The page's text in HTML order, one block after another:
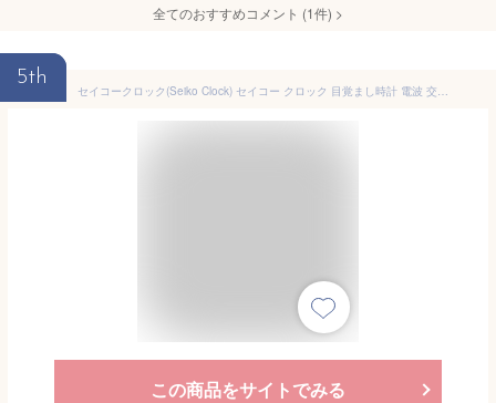
全てのおすすめコメント (1件) >
5th
セイコークロック(Seiko Clock) セイコー クロック 目覚まし時計 電波 交流式 デジタル マンスリーカレンダー機能 六曜表示 茶 木目 模様 DL212B SEIKO
この商品をサイトでみる